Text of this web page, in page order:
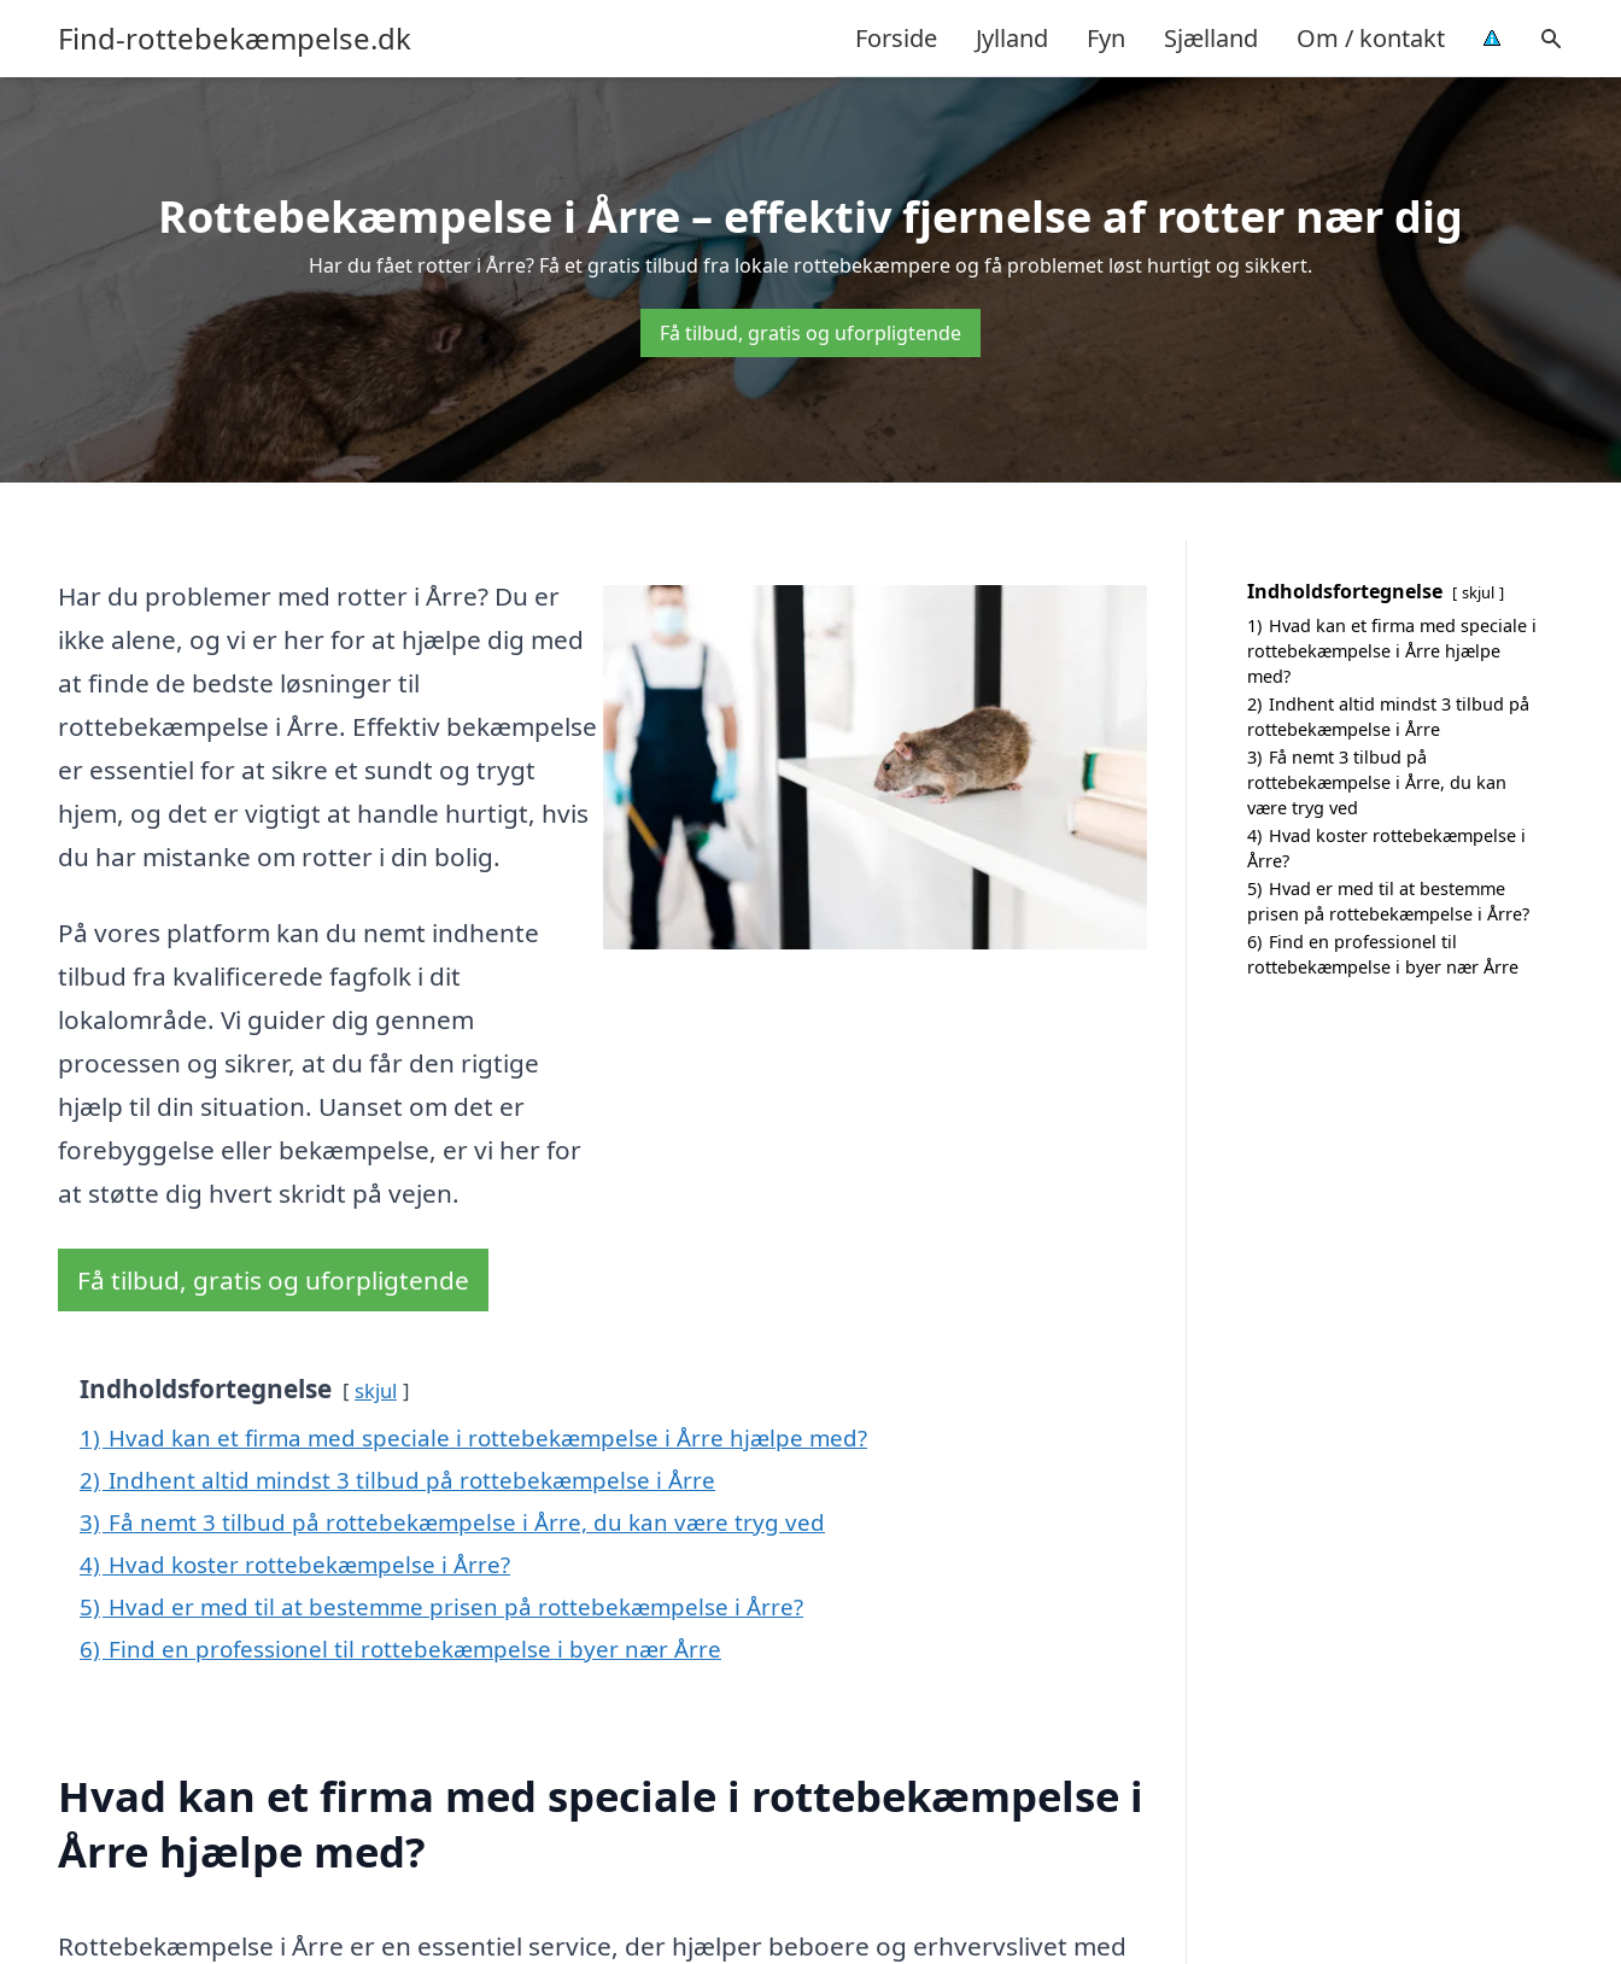
Find-rottebekæmpelse.dk Forside Jylland Fyn Sjælland Om / kontakt
Rottebekæmpelse i Årre – effektiv fjernelse af rotter nær dig
Har du fået rotter i Årre? Få et gratis tilbud fra lokale rottebekæmpere og få problemet løst hurtigt og sikkert.
Få tilbud, gratis og uforpligtende
Har du problemer med rotter i Årre? Du er
ikke alene, og vi er her for at hjælpe dig med
at finde de bedste løsninger til
rottebekæmpelse i Årre. Effektiv bekæmpelse
er essentiel for at sikre et sundt og trygt
hjem, og det er vigtigt at handle hurtigt, hvis
du har mistanke om rotter i din bolig.
På vores platform kan du nemt indhente
tilbud fra kvalificerede fagfolk i dit
lokalområde. Vi guider dig gennem
processen og sikrer, at du får den rigtige
hjælp til din situation. Uanset om det er
forebyggelse eller bekæmpelse, er vi her for
at støtte dig hvert skridt på vejen.
Få tilbud, gratis og uforpligtende
Indholdsfortegnelse skjul
1) Hvad kan et firma med speciale i rottebekæmpelse i Årre hjælpe med?
2) Indhent altid mindst 3 tilbud på rottebekæmpelse i Årre
3) Få nemt 3 tilbud på rottebekæmpelse i Årre, du kan være tryg ved
4) Hvad koster rottebekæmpelse i Årre?
5) Hvad er med til at bestemme prisen på rottebekæmpelse i Årre?
6) Find en professionel til rottebekæmpelse i byer nær Årre
Hvad kan et firma med speciale i rottebekæmpelse i
Årre hjælpe med?
Rottebekæmpelse i Årre er en essentiel service, der hjælper beboere og erhvervslivet med
Indholdsfortegnelse skjul
1) Hvad kan et firma med speciale i
rottebekæmpelse i Årre hjælpe
med?
2) Indhent altid mindst 3 tilbud på
rottebekæmpelse i Årre
3) Få nemt 3 tilbud på
rottebekæmpelse i Årre, du kan
være tryg ved
4) Hvad koster rottebekæmpelse i
Årre?
5) Hvad er med til at bestemme
prisen på rottebekæmpelse i Årre?
6) Find en professionel til
rottebekæmpelse i byer nær Årre